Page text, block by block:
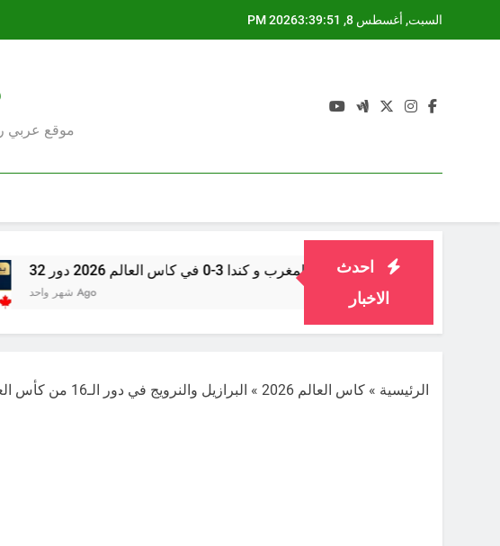
السبت, أغسطس 8, 2026 3:39:52 PM
موقع عربي
احدث
الاخبار
المغرب و كندا 3-0 في كاس العالم 2026 دور 32
الرئيسية » كاس العالم 2026 » البرازيل والنرويج في دور الـ16 من كأس العالم 2026.. الموعد والتشكيل المتوقع والتوقعات